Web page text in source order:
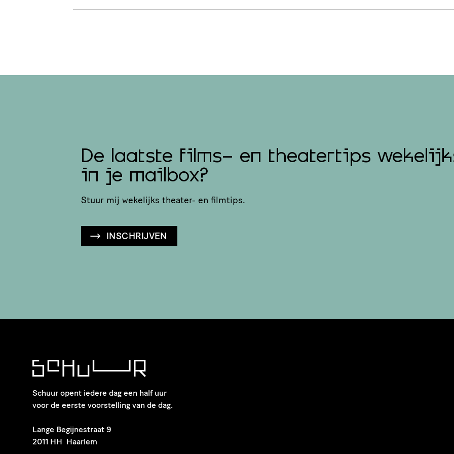
De laatste films- en theatertips
in je mailbox?
Stuur mij wekelijks theater- en filmtips.
INSCHRIJVEN
Schuur opent iedere dag een half uur
voor de eerste voorstelling van de dag.
​Lange Begijnestraat 9
2011 HH Haarlem